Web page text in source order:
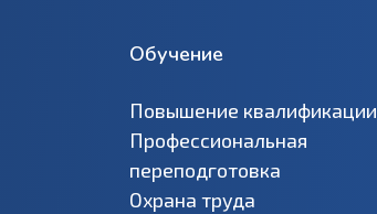
Обучение
Повышение квалификации
Профессиональная
переподготовка
Охрана труда